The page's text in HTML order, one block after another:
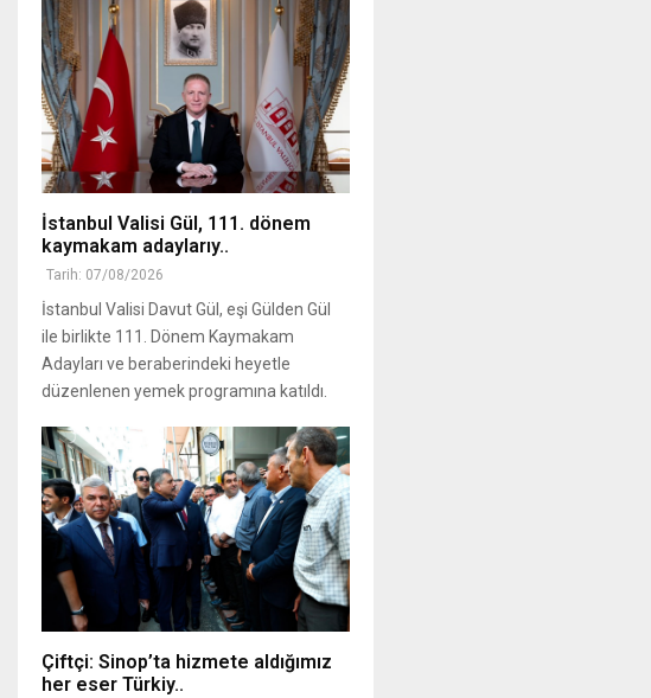
İstanbul Valisi Gül, 111. dönem
kaymakam adaylarıy..
Tarih: 07/08/2026
İstanbul Valisi Davut Gül, eşi Gülden Gül
ile birlikte 111. Dönem Kaymakam
Adayları ve beraberindeki heyetle
düzenlenen yemek programına katıldı.
Çiftçi: Sinop’ta hizmete aldığımız
her eser Türkiy..